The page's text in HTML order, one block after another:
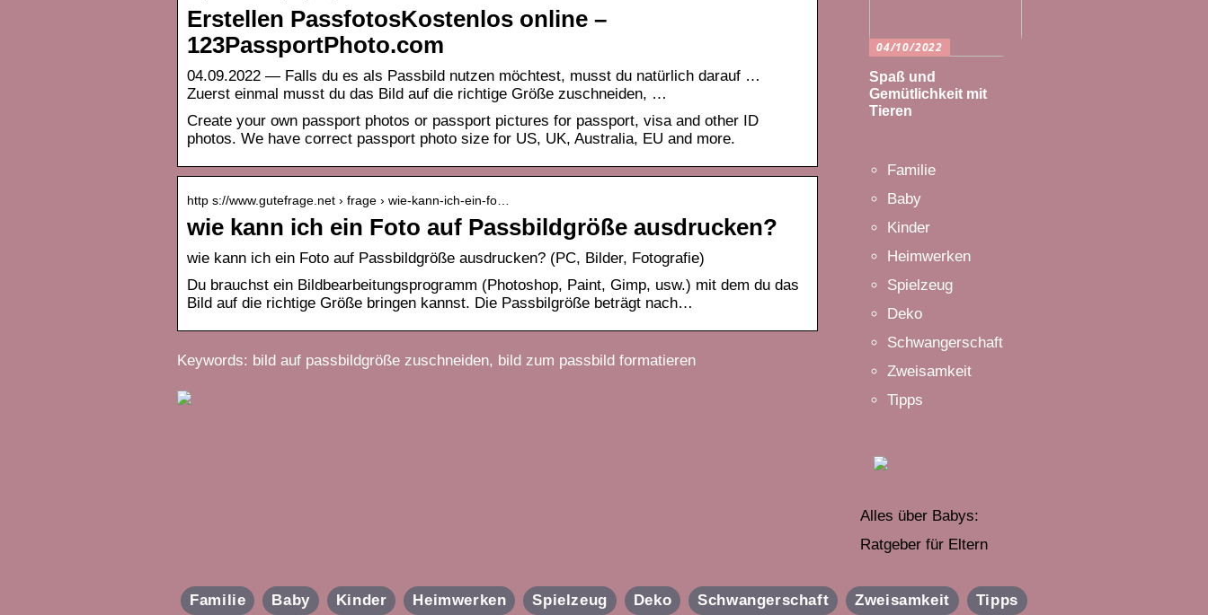
Erstellen PassfotosKostenlos online –
123PassportPhoto.com
04.09.2022 — Falls du es als Passbild nutzen möchtest, musst du natürlich darauf …
Zuerst einmal musst du das Bild auf die richtige Größe zuschneiden, …
Create your own passport photos or passport pictures for passport, visa and other ID
photos. We have correct passport photo size for US, UK, Australia, EU and more.
http s://www.gutefrage.net › frage › wie-kann-ich-ein-fo…
wie kann ich ein Foto auf Passbildgröße ausdrucken?
wie kann ich ein Foto auf Passbildgröße ausdrucken? (PC, Bilder, Fotografie)
Du brauchst ein Bildbearbeitungsprogramm (Photoshop, Paint, Gimp, usw.) mit dem du das
Bild auf die richtige Größe bringen kannst. Die Passbilgröße beträgt nach…
Keywords: bild auf passbildgröße zuschneiden, bild zum passbild formatieren
04/10/2022
Spaß und
Gemütlichkeit mit
Tieren
Familie
Baby
Kinder
Heimwerken
Spielzeug
Deko
Schwangerschaft
Zweisamkeit
Tipps
Alles über Babys:
Ratgeber für Eltern
Familie Baby Kinder Heimwerken Spielzeug Deko Schwangerschaft Zweisamkeit Tipps